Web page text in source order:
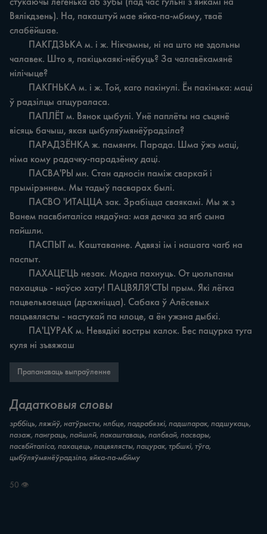
стукаючы лёгенька аб зубы (пад час гульні з яйкамі на
Вялікдзень). На, пакаштуй мае яйка-па-мбиму, тваё
слабёйшае.
чалавек. Што я, пакіцькаякі-нёбуць? За чалавёкамянё
нілічыце?
ў радзілцы агщураласа.
вісяць бачыш, якая цыбуляўмянёўрадзіла?
німа кому радачку-парадзёнку даці.
прымірэннем. Мы тадыў пасварах былі.
Ванем пасвбиталіса нядаўна: мая дачка за ягб сына
пайшли.
паспыт.
пахацяць - наўсю хату! ПАЦВЯЛЯ'СТЫ прым. Які лёгка
пацвельваецца (дражніцца). Сабака ў Алёсевых
пацъвялясты - настукай па нлоце, а ён ужэна дыбкі.
куля ні зъвяжаш
Прапанаваць выпраўленне
Дадатковыя словы
зрббіць, ляжйў, натўрысты, нлбце, падрабязкі, падшпарак, падшукаць,
пазаж, паиграць, пайшлй, пакаштаваць, палбвай, пасвары,
пасвбйталіса, пахацець, пацвялясты, пацурак, трбшкі, тўга,
цыбўляўмянёўрадзіла, яйка-па-мбйму
50 👁